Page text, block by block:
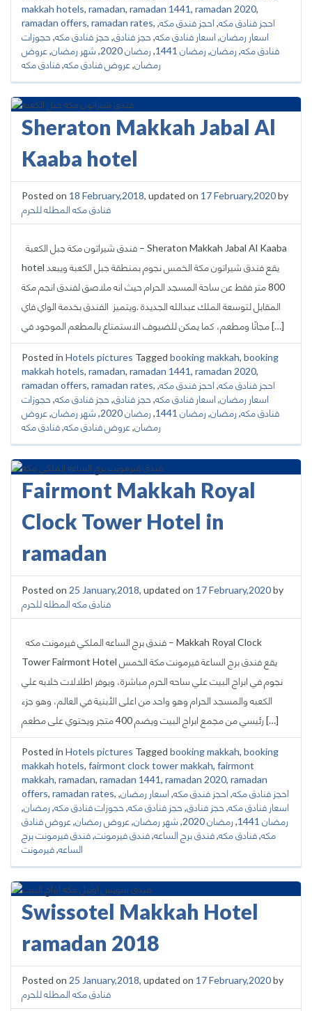
makkah hotels, ramadan, ramadan 1441, ramadan 2020,
ramadan offers, ramadan rates, احجز فنادق مكه, احجز فندق مكه,
اسعار رمضان, اسعار فنادق مكه, حجز فنادق, حجز فنادق مكه, حجوزات
فنادق مكه, رمضان, رمضان 1441 , رمضان 2020 , شهر رمضان, عروض
رمضان, عروض فنادق مكه,فنادق مكه
Sheraton Makkah Jabal Al
Kaaba hotel
Posted on 18 February,2018, updated on 17 February,2020by
فنادق مكه المطله للحرم
hotel يقع فندق شيراتون مكة الخمس نجوم بمنطقة جبل الكعبة ويبعد
800 متر فقط عن ساحة المسجد الحرام حيث انه ملاصق لفندق انجم مكة
المقابل لتوسعة الملك عبدالله الجديدة .ويتميز الفندق بخدمة الواي فاي
مجانًا ومطعم، كما يمكن للضيوف الاستمتاع بالمطعم الموجود في […]
Posted in Hotels pictures Tagged booking makkah, booking
makkah hotels, ramadan, ramadan 1441, ramadan 2020,
ramadan offers, ramadan rates, احجز فنادق مكه, احجز فندق مكه,
اسعار رمضان, اسعار فنادق مكه, حجز فنادق, حجز فنادق مكه, حجوزات
فنادق مكه, رمضان, رمضان 1441 , رمضان 2020 , شهر رمضان, عروض
رمضان, عروض فنادق مكه,فنادق مكه
Fairmont Makkah Royal
Clock Tower Hotel in
ramadan
Posted on 25 January,2018, updated on 17 February,2020by
فنادق مكه المطله للحرم
Tower Fairmont Hotel يقع فندق برج الساعة فيرمونت مكة الخمس
نجوم في ابراج البيت علي ساحه الحرم مباشرة، ويوفر اطلالات خلابه علي
الكعبه والمسجد الحرام وهو واحد من اعلى الأبنية في العالم، وهو جزء
رئيسي من مجمع ابراج البيت ويضم 400 متجر ويحتوي على مطعم […]
Posted in Hotels pictures Tagged booking makkah, booking
makkah hotels, fairmont clock tower makkah, fairmont
makkah, ramadan, ramadan 1441, ramadan 2020, ramadan
offers, ramadan rates, احجز فنادق مكه, احجز فندق مكه, اسعار رمضان,
اسعار فنادق مكه, حجز فنادق, حجز فنادق مكه, حجوزات فنادق مكه, رمضان,
رمضان 1441
, رمضان 2020 , شهر رمضان, عروض رمضان, عروض فنادق
مكه,فنادق مكه,فندق برج الساعه,فندق فيرمونت,فندق فيرمونت برج
الساعه,فيرمونت
Swissotel Makkah Hotel
ramadan 2018
Posted on 25 January,2018, updated on 17 February,2020by
فنادق مكه المطله للحرم